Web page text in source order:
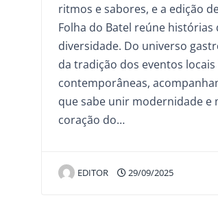
ritmos e sabores, e a edição
Folha do Batel reúne histórias
diversidade. Do universo
da tradição dos eventos locais
contemporâneas,
que sabe unir modernidade e
coração do…
EDITOR 29/09/2025